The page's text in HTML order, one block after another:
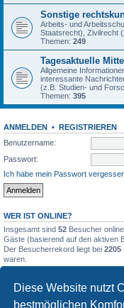
Diese Website nutzt
bestmöglichen
Sonstige
Arbeits- und
Staatsrecht), Zivilrecht
Themen: 249
Tagesaktuelle
Allgemeine
interessante
(z.B. Studien- und
Themen: 395
ANMELDEN • REGISTRIEREN
Benutzername:
Passwort:
Ich habe mein Passwort
WER IST ONLINE?
Insgesamt sind 52 Besucher
Gäste (basierend auf den aktiven
Der Besucherrekord liegt bei 2205
waren.
STATISTIK
•
neuestes Mitglied:WernerSchell